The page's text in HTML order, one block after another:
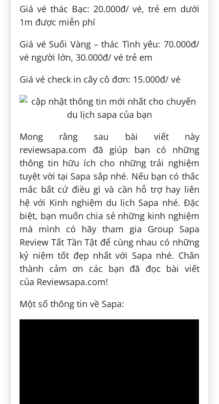
Giá vé thác Bạc: 20.000đ/ vé, trẻ em dưới
1m được miễn phí
Giá vé Suối Vàng – thác Tình yêu: 70.000đ/
vé người lớn, 30.000đ/ vé trẻ em
Giá vé check in cây cô đơn: 15.000đ/ vé
Mong rằng sau bài viết này
reviewsapa.com đã giúp bạn có những
thông tin hữu ích cho những trải nghiệm
tuyệt vời tại Sapa sắp nhé. Nếu bạn có thắc
mắc bất cứ điều gì và cần hỗ trợ hay liên
hệ với Kinh nghiệm du lịch Sapa nhé. Đặc
biệt, bạn muốn chia sẻ những kinh nghiệm
mà mình có hãy tham gia Group Sapa
Review Tất Tần Tật để cùng nhau có những
kỷ niệm tốt đẹp nhất với Sapa nhé. Chân
thành cảm ơn các bạn đã đọc bài viết
của Reviewsapa.com!
Một số thông tin về Sapa: